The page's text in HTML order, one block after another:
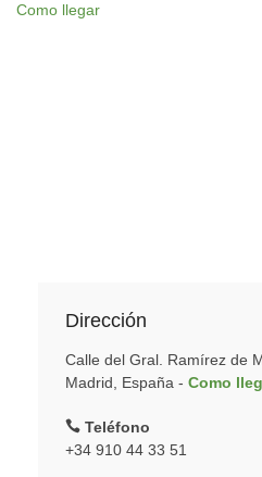
Como llegar
Dirección
Calle del Gral. Ramírez de
Madrid, España - Como
Teléfono
+34 910 44 33 51